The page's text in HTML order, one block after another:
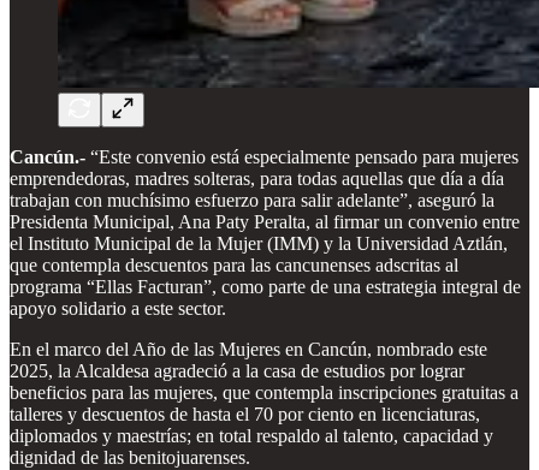
Cancún.- “Este convenio está especialmente pensado para mujeres
emprendedoras, madres solteras, para todas aquellas que día a día
trabajan con muchísimo esfuerzo para salir adelante”, aseguró la
Presidenta Municipal, Ana Paty Peralta, al firmar un convenio entre
el Instituto Municipal de la Mujer (IMM) y la Universidad Aztlán,
que contempla descuentos para las cancunenses adscritas al
programa “Ellas Facturan”, como parte de una estrategia integral de
apoyo solidario a este sector.
En el marco del Año de las Mujeres en Cancún, nombrado este
2025, la Alcaldesa agradeció a la casa de estudios por lograr
beneficios para las mujeres, que contempla inscripciones gratuitas a
talleres y descuentos de hasta el 70 por ciento en licenciaturas,
diplomados y maestrías; en total respaldo al talento, capacidad y
dignidad de las benitojuarenses.